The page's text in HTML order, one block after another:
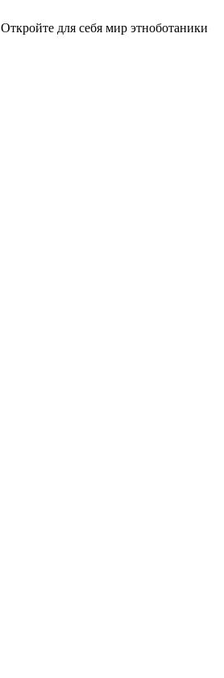
Откройте для себя мир этноботаники